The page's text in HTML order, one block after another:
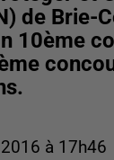
de Brie-
10ème
à 17h46